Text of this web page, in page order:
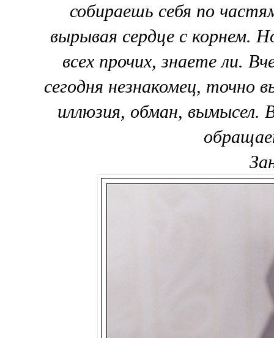
собираешь себя по
вырывая сердце с корнем.
всех прочих, знаете ли.
сегодня незнакомец,
иллюзия, обман, вымысел.